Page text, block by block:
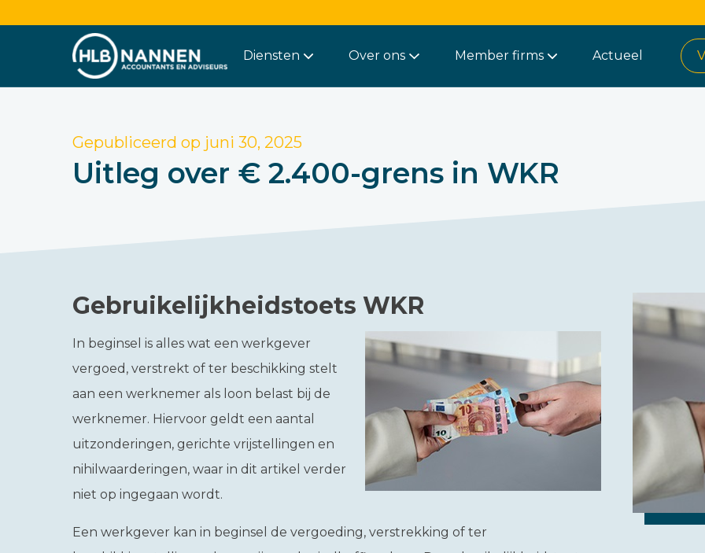
Diensten Over ons Member firms Actueel
Gepubliceerd op juni 30, 2025
Uitleg over € 2.400-grens in WKR
Gebruikelijkheidstoets WKR
In beginsel is alles wat een werkgever
vergoed, verstrekt of ter beschikking stelt
aan een werknemer als loon belast bij de
werknemer. Hiervoor geldt een aantal
uitzonderingen, gerichte vrijstellingen en
nihilwaarderingen, waar in dit artikel verder
niet op ingegaan wordt.
Een werkgever kan in beginsel de vergoeding, verstrekking of ter